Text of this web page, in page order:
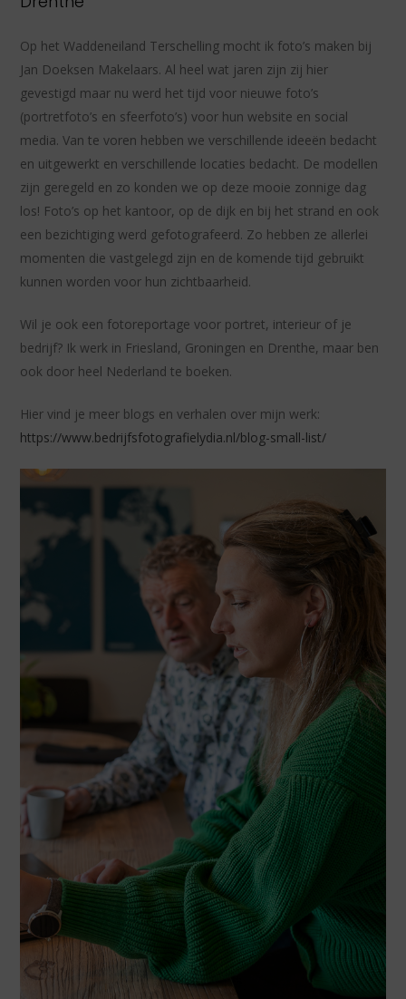
Op het Waddeneiland Terschelling mocht ik foto’s maken bij
Jan Doeksen Makelaars. Al heel wat jaren zijn zij hier
gevestigd maar nu werd het tijd voor nieuwe foto’s
(portretfoto’s en sfeerfoto’s) voor hun website en social
media. Van te voren hebben we verschillende ideeën bedacht
en uitgewerkt en verschillende locaties bedacht. De modellen
zijn geregeld en zo konden we op deze mooie zonnige dag
los! Foto’s op het kantoor, op de dijk en bij het strand en ook
een bezichtiging werd gefotografeerd. Zo hebben ze allerlei
momenten die vastgelegd zijn en de komende tijd gebruikt
kunnen worden voor hun zichtbaarheid.
Wil je ook een fotoreportage voor portret, interieur of je
bedrijf? Ik werk in Friesland, Groningen en Drenthe, maar ben
ook door heel Nederland te boeken.
Hier vind je meer blogs en verhalen over mijn werk:
https://www.bedrijfsfotografielydia.nl/blog-small-list/